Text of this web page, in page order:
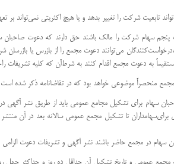
یك پنجم سهام شركت را مالك باشند حق دارند كه دعوت
می‌توانند دعوت مجمع را از بازرس یا بازرسان
به دعوت مجمع اقدام كنند به شرط‌آن كه كلیه تشریفات
صاحبان سهام برای تشكیل مجامع عمومی باید از طریق نشر
تا تشكیل مجمع عمومی سالانه بعد در آن
سهام در مجمع حاضر باشند نشر آگهی و تشریفات دعوت